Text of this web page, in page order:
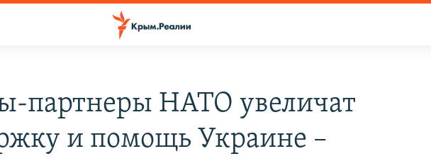
партнеры НАТО увеличат
и помощь Украине –